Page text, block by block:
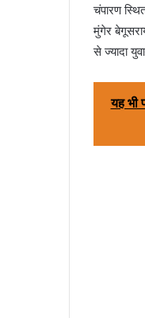
चंपारण
मुंगेर
से ज्यादा
यह भी